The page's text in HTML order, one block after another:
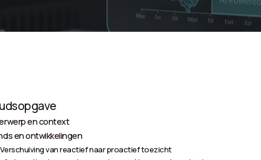
en context
en ontwikkelingen
Verschuiving van reactief naar proactief toezicht